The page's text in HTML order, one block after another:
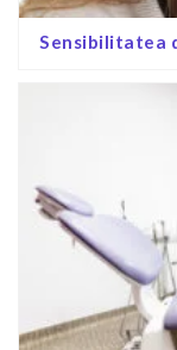
Sensibilitatea